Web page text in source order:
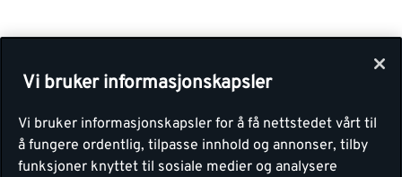
Vi bruker informasjonskapsler
Vi bruker informasjonskapsler for å få nettstedet vårt til
å fungere ordentlig, tilpasse innhold og annonser, tilby
funksjoner knyttet til sosiale medier og analysere